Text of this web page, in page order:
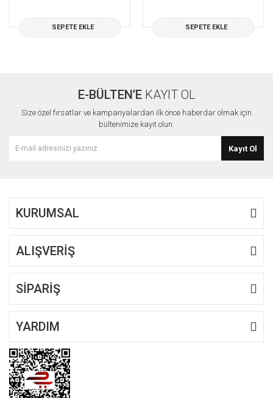
SEPETE EKLE SEPETE EKLE
E-BÜLTEN’EKAYIT OL
Size özel fırsatlar ve kampanyalardan ilk önce haberdar olmak için
bültenimize kayıt olun.
Kayıt Ol
KURUMSAL
ALIŞVERİŞ
SİPARİŞ
YARDIM